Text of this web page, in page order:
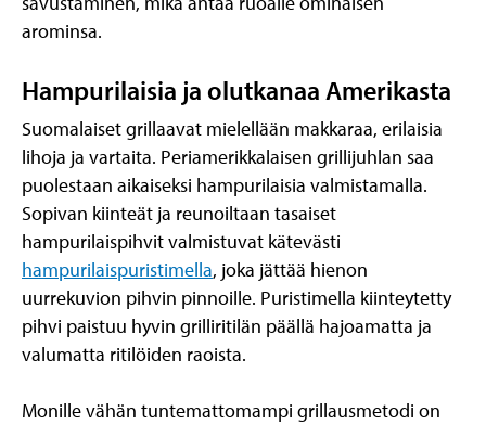
arominsa.
Hampurilaisia ja olutkanaa Amerikasta
Suomalaiset grillaavat mielellään makkaraa, erilaisia
lihoja ja vartaita. Periamerikkalaisen grillijuhlan saa
puolestaan aikaiseksi hampurilaisia valmistamalla.
Sopivan kiinteät ja reunoiltaan tasaiset
hampurilaispihvit valmistuvat kätevästi
hampurilaispuristimella, joka jättää hienon
uurrekuvion pihvin pinnoille. Puristimella kiinteytetty
pihvi paistuu hyvin grilliritilän päällä hajoamatta ja
valumatta ritilöiden raoista.
Monille vähän tuntemattomampi grillausmetodi on